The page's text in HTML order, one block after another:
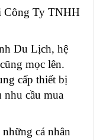
Công Ty TNHH
Du Lịch, hệ
cũng mọc lên.
cấp thiết bị
nhu cầu mua
cá nhân